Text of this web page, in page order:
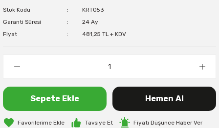
Stok Kodu
KRT053
Garanti Süresi
24 Ay
Fiyat
481,25 TL + KDV
Sepete Ekle Hemen Al
Tavsiye Et Fiyatı Düşünce Haber Ver